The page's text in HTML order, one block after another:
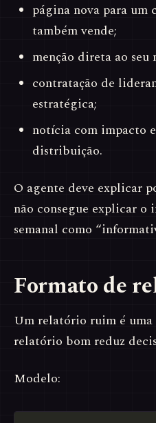
página nova para um
também vende;
menção direta ao seu
contratação de
estratégica;
notícia com impacto
distribuição.
O agente deve explicar
não consegue explicar o
semanal como
Formato de
Um relatório ruim é
relatório bom reduz
Modelo: